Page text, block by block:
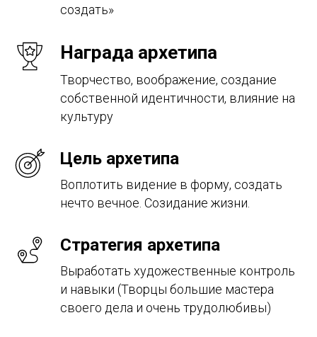
создать»
Награда архетипа
Творчество, воображение, создание
собственной идентичности, влияние на
культуру
Цель архетипа
Воплотить видение в форму, создать
нечто вечное. Созидание жизни.
Стратегия архетипа
Выработать художественные контроль
и навыки (Творцы большие мастера
своего дела и очень трудолюбивы)